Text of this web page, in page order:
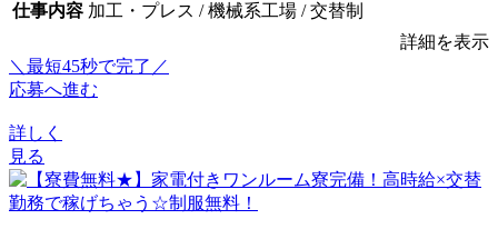
仕事内容 加工・プレス / 機械系工場 / 交替制
詳細を表示
＼最短45秒で完了／
応募へ進む
詳しく
見る